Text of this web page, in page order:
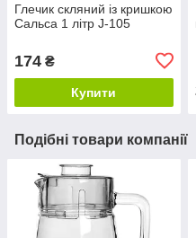
Глечик скляний із кришкою
Сальса 1 літр J-105
174 ₴
Купити
Подібні товари компанії